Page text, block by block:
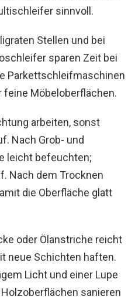
sinnvoll.
Stellen und bei
sparen Zeit bei
Parkettschleifmaschinen
feine Möbeloberflächen.
arbeiten, sonst
Nach Grob- und
leicht befeuchten;
Nach dem Trocknen
die Oberfläche glatt
oder Ölanstriche reicht
neue Schichten haften.
Licht und einer Lupe
sanieren